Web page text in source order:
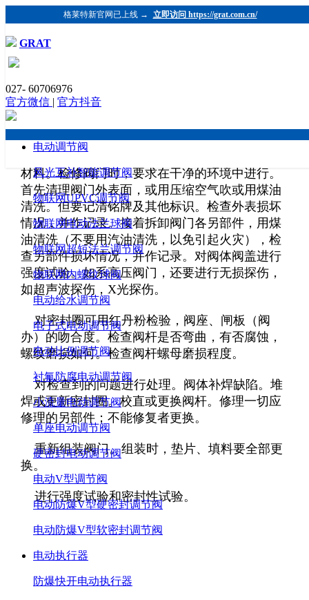
格莱特新官网已上线 → 立即访问 https://grat.com.cn/
GRAT
027- 60706976
官方微信 | 官方抖音
电动调节阀
风光互补智能调节阀
物联网UPVC调节阀
物联网电动法兰球阀
物联网超短法兰调节阀
物联网内螺纹球阀
电动给水调节阀
电子式电动调节阀
电动比例调节阀
衬氟防腐电动调节阀
小流量电动调节阀
单座电动调节阀
硬密封电动调节阀
电动V型调节阀
电动防爆V型硬密封调节阀
电动防爆V型软密封调节阀
电动执行器
防爆快开电动执行器
阀门检修的一般程序
发布时间：2019-07-01 浏览：1180 格莱特控制阀
（https://www.grat.com.cn/）
法兰上，打好检修编号，并记录该阀门的工作介
质、工作压力和工作温度，以便修理时选用相应
材料。检修阀门时，要求在干净的环境中进行。
首先清理阀门外表面，或用压缩空气吹或用煤油
清洗。但要记清铭牌及其他标识。检查外表损坏
情况，并作记录。接着拆卸阀门各另部件，用煤
油清洗（不要用汽油清洗，以免引起火灾），检
查另部件损坏情况，并作记录。对阀体阀盖进行
强度试验。如系高压阀门，还要进行无损探伤，
如超声波探伤，X光探伤。
对密封圈可用红丹粉检验，阀座、闸板（阀
办）的吻合度。检查阀杆是否弯曲，有否腐蚀，
螺纹磨损如何。检查阀杆螺母磨损程度。
对检查到的问题进行处理。阀体补焊缺陷。堆
焊或更新密封圈。校直或更换阀杆。修理一切应
修理的另部件；不能修复者更换。
重新组装阀门。组装时，垫片、填料要全部更
换。
进行强度试验和密封性试验。